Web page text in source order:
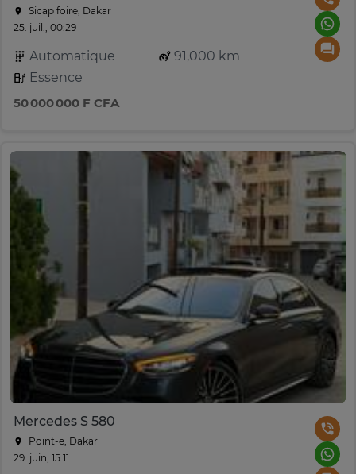
Sicap foire, Dakar
25. juil., 00:29
Automatique
91,000 km
Essence
50 000 000 F CFA
Mercedes S 580
Point-e, Dakar
29. juin, 15:11